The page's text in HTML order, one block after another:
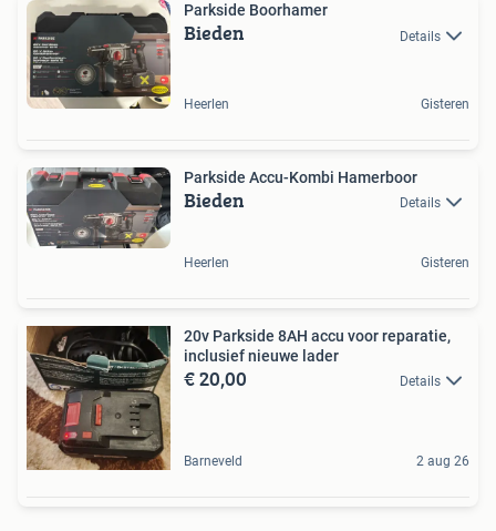
Parkside Boorhamer
Bieden Details
Heerlen Gisteren
Parkside Accu-Kombi Hamerboor
Bieden Details
Heerlen Gisteren
20v Parkside 8AH accu voor reparatie,
inclusief nieuwe lader
€ 20,00 Details
Barneveld 2 aug 26